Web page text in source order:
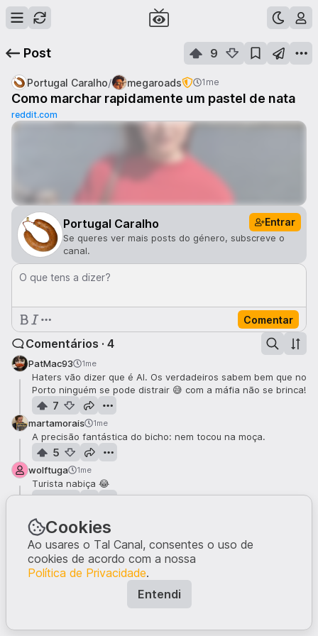
Post 9
Portugal Caralho/ megaroads 1me
Como marchar rapidamente um pastel de nata
reddit.com
Portugal Caralho Entrar
Se queres ver mais posts do género, subscreve o
canal.
O que tens a dizer?
Comentar
Comentários · 4
PatMac93 1me
Haters vão dizer que é AI. Os verdadeiros sabem bem que no
Porto ninguém se pode distrair 😅 com a máfia não se brinca!
7
martamorais 1me
A precisão fantástica do bicho: nem tocou na moça.
5
wolftuga 1me
Turista nabiça 😂
4
taniacarvalho
Clássico. 😆
3
Cookies
Ao usares o Tal Canal, consentes o uso de
cookies de acordo com a nossa
Política de Privacidade.
Entendi